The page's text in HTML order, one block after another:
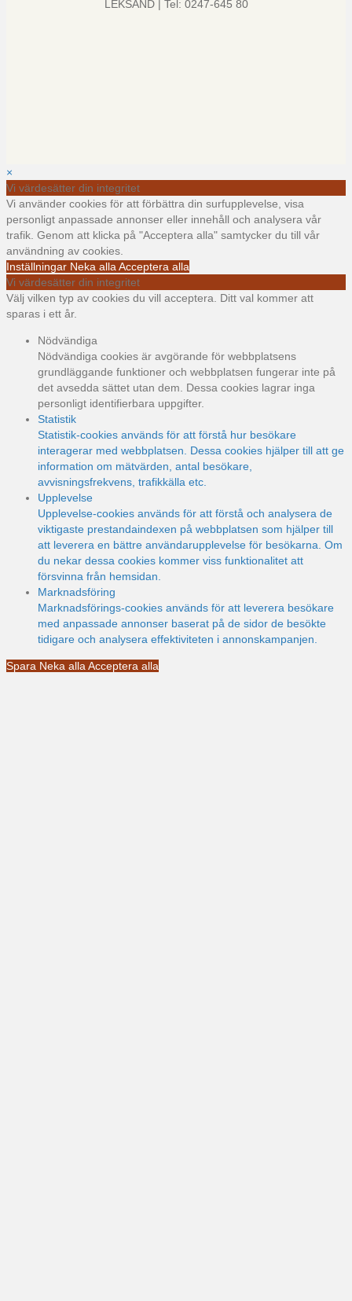
LEKSAND | Tel: 0247-645 80
×
Vi värdesätter din integritet
Vi använder cookies för att förbättra din surfupplevelse, visa
personligt anpassade annonser eller innehåll och analysera vår
trafik. Genom att klicka på "Acceptera alla" samtycker du till vår
användning av cookies.
Inställningar Neka alla Acceptera alla
Vi värdesätter din integritet
Välj vilken typ av cookies du vill acceptera. Ditt val kommer att
sparas i ett år.
Nödvändiga
Nödvändiga cookies är avgörande för webbplatsens
grundläggande funktioner och webbplatsen fungerar inte på
det avsedda sättet utan dem. Dessa cookies lagrar inga
personligt identifierbara uppgifter.
Statistik
Statistik-cookies används för att förstå hur besökare
interagerar med webbplatsen. Dessa cookies hjälper till att ge
information om mätvärden, antal besökare,
avvisningsfrekvens, trafikkälla etc.
Upplevelse
Upplevelse-cookies används för att förstå och analysera de
viktigaste prestandaindexen på webbplatsen som hjälper till
att leverera en bättre användarupplevelse för besökarna. Om
du nekar dessa cookies kommer viss funktionalitet att
försvinna från hemsidan.
Marknadsföring
Marknadsförings-cookies används för att leverera besökare
med anpassade annonser baserat på de sidor de besökte
tidigare och analysera effektiviteten i annonskampanjen.
Spara Neka alla Acceptera alla